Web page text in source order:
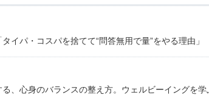
パ・コスパを捨てて“問答無用で量”をやる理由」
、心身のバランスの整え方。ウェルビーイングを学